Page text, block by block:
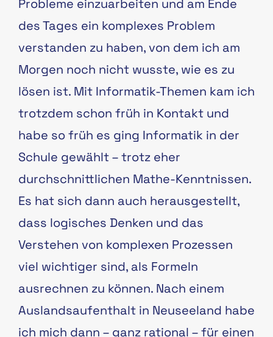
Probleme einzuarbeiten und am Ende
des Tages ein komplexes Problem
verstanden zu haben, von dem ich am
Morgen noch nicht wusste, wie es zu
lösen ist. Mit Informatik-Themen kam ich
trotzdem schon früh in Kontakt und
habe so früh es ging Informatik in der
Schule gewählt – trotz eher
durchschnittlichen Mathe-Kenntnissen.
Es hat sich dann auch herausgestellt,
dass logisches Denken und das
Verstehen von komplexen Prozessen
viel wichtiger sind, als Formeln
ausrechnen zu können. Nach einem
Auslandsaufenthalt in Neuseeland habe
ich mich dann – ganz rational – für einen